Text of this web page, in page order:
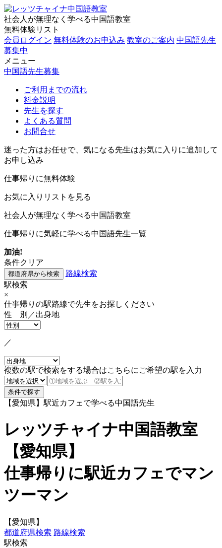
社会人が無理なく学べる中国語教室
無料体験リスト
会員ログイン 無料体験のお申込み 教室のご案内 中国語先生
募集中
メニュー
中国語先生募集
ご利用までの流れ
料金説明
先生を探す
よくある質問
お問合せ
迷った方はお任せで、気になる先生はお気に入りに追加して
お申し込み
仕事帰りに無料体験
お気に入りリストを見る
社会人が無理なく学べる中国語教室
仕事帰りに気軽に学べる中国語先生一覧
加油!
条件クリア
路線検索
駅検索
×
仕事帰りの駅路線で先生をお探しください
性 別／出身地
／
複数の駅で検索をする場合はこちらにご希望の駅を入力
【愛知県】駅近カフェで学べる中国語先生
レッツチャイナ中国語教室
【愛知県】
仕事帰りに駅近カフェでマン
ツーマン
【愛知県】
都道府県検索 路線検索
駅検索